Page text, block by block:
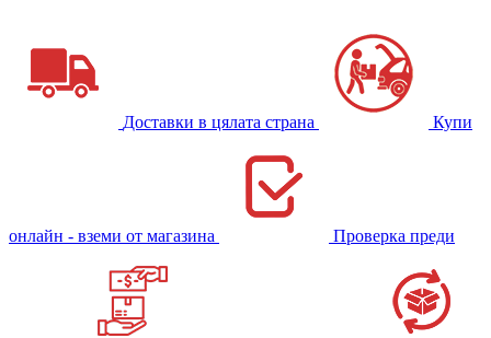
Доставки в цялата страна Купи
онлайн - вземи от магазина Проверка преди